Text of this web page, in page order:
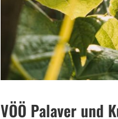
VÖÖ Palaver und